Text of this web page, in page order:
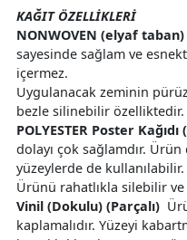
KAĞIT ÖZELLİKLERİ
NONWOVEN (elyaf taban)
sayesinde sağlam ve
içermez.
Uygulanacak zeminin
bezle silinebilir özelliktedir.
POLYESTER Poster
dolayı çok sağlamdır.
yüzeylerde de kullanılabilir.
Ürünü rahatlıkla silebilir ve
Vinil (Dokulu) (Parçalı)
kaplamalıdır. Yüzeyi